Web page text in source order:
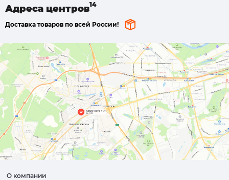
Адреса центров
Доставка товаров по всей России!
О компании